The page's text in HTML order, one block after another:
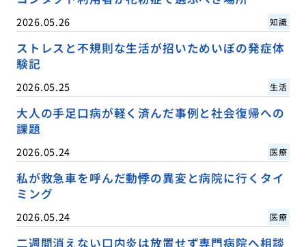
2026.05.26 知識
ストレスと不規則な生活が招いためいぼの発症体
験記
2026.05.25 生活
大人の手足口病が軽く済んだ事例と社会復帰への
課題
2026.05.24 医療
私が救急車を呼んだ動悸の異変と病院に行くタイ
ミング
2026.05.24 医療
二週間消えない口内炎は放置せず専門病院へ相談